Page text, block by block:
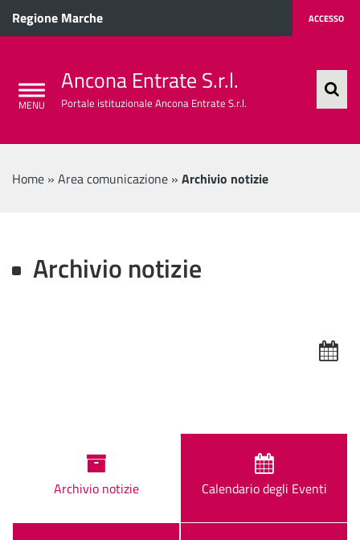
Regione Marche ACCESSO
Ancona Entrate S.r.l.
Portale istituzionale Ancona Entrate S.r.l.
Home » Area comunicazione » Archivio notizie
Archivio notizie
Archivio notizie Calendario degli Eventi